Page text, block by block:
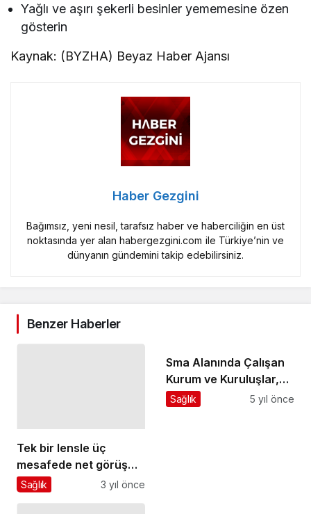
Yağlı ve aşırı şekerli besinler yememesine özen
gösterin
Kaynak: (BYZHA) Beyaz Haber Ajansı
Haber Gezgini
Bağımsız, yeni nesil, tarafsız haber ve haberciliğin en üst
noktasında yer alan habergezgini.com ile Türkiye’nin ve
dünyanın gündemini takip edebilirsiniz.
Benzer Haberler
Tek bir lensle üç
mesafede net görüş
imkanı!
Sağlık 3 yıl önce
Sma Alanında Çalışan
Kurum ve Kuruluşlar,
Hastalıkla Mücadele
Sağlık 5 yıl önce